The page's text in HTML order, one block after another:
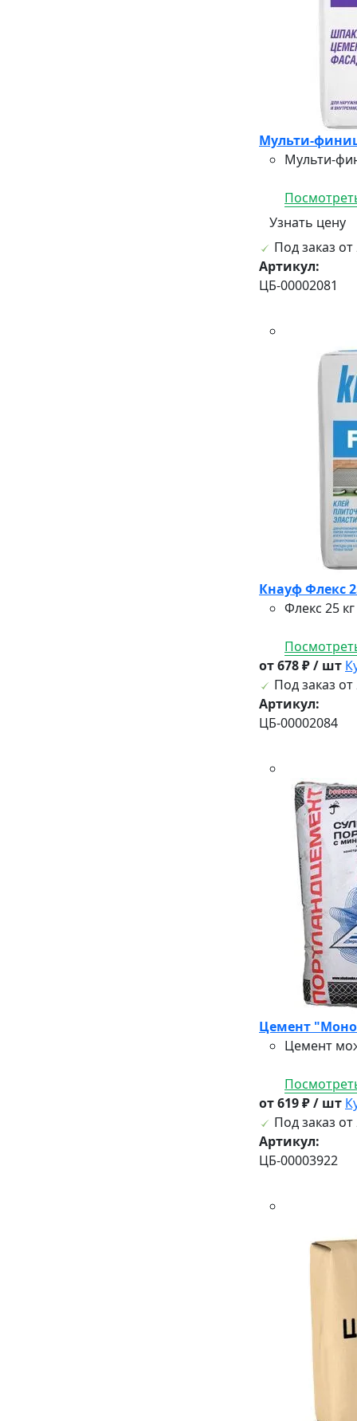
Мульти-
Мульти-
Узнать цену
Под заказ от
Артикул:
ЦБ-00002081
Кнауф Флекс
Флекс 25
от 678 ₽ / шт
Под заказ от
Артикул:
ЦБ-00002084
Цемент
Цемент
от 619 ₽ / шт
Под заказ от
Артикул:
ЦБ-00003922